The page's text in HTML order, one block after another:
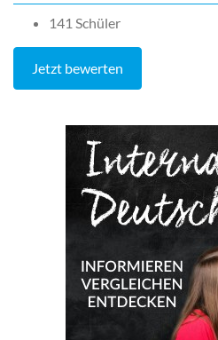
141 Schüler
Jetzt bewerten